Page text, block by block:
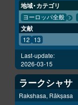
地域・カテゴリ
ヨーロッパ全般
文献
12 13
Last-update:
2026-03-15
ラークシャサ
Rakshasa, Rākṣasa